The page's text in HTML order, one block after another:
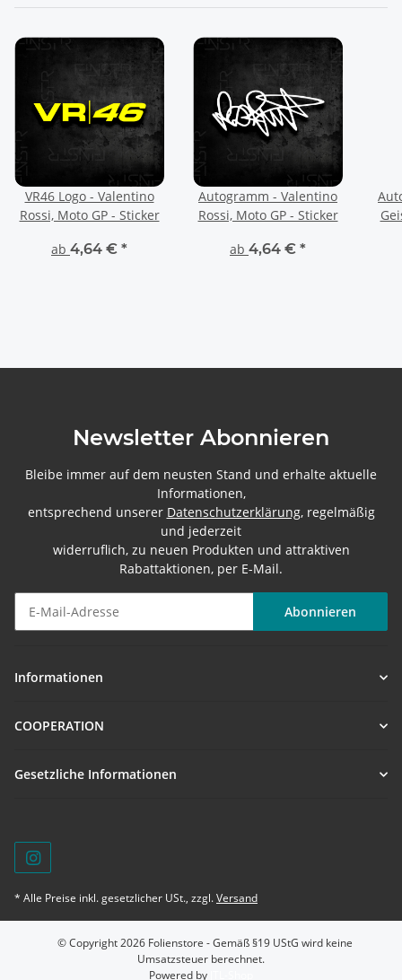
VR46 Logo - Valentino
Rossi, Moto GP - Sticker
ab 4,64 € *
Autogramm - Valentino
Rossi, Moto GP - Sticker
ab 4,64 € *
Newsletter Abonnieren
Bleibe immer auf dem neusten Stand und erhalte aktuelle
Informationen,
entsprechend unserer Datenschutzerklärung, regelmäßig
und jederzeit
widerruflich, zu neuen Produkten und attraktiven
Rabattaktionen, per E-Mail.
Abonnieren
Informationen
COOPERATION
Gesetzliche Informationen
* Alle Preise inkl. gesetzlicher USt., zzgl.Versand
© Copyright 2026 Folienstore - Gemäß §19 UStG wird keine
Umsatzsteuer berechnet.
Powered by